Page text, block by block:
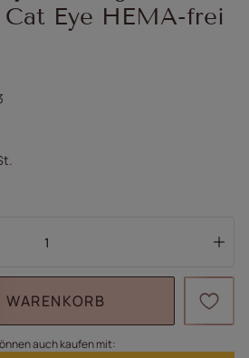
Cat Eye HEMA-frei
WARENKORB
auch kaufen mit: